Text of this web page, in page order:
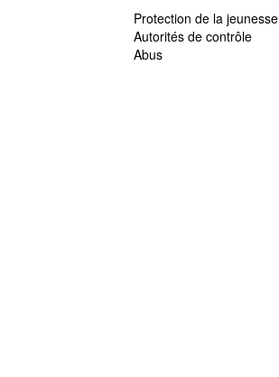
Protection de la jeunesse
Autorités de contrôle
Abus